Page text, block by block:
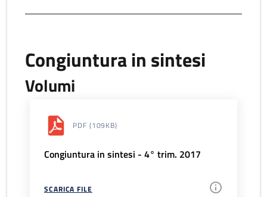
Congiuntura in sintesi
Volumi
PDF (109KB)
Congiuntura in sintesi - 4° trim. 2017
SCARICA FILE